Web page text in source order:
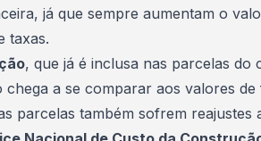
já que sempre aumentam o
taxas.
, que já é inclusa nas parcelas
a se comparar aos valores de
parcelas também sofrem